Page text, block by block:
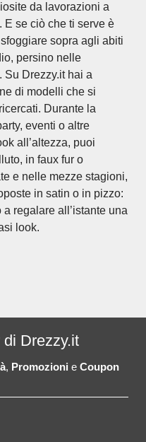
da lavorazioni a
E se ciò che ti serve è
sopra agli abiti
persino nelle
Su Drezzy.it hai a
di modelli che si
Durante la
eventi o altre
all’altezza, puoi
in faux fur o
e nelle mezze stagioni,
in satin o in pizzo:
regalare all’istante una
look.
Drezzy.it
, Promozioni e Coupon